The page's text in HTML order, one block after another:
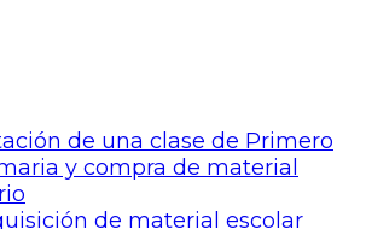
de una clase de Primero
y compra de material
de material escolar